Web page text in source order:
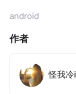
android
作者
怪我冷i